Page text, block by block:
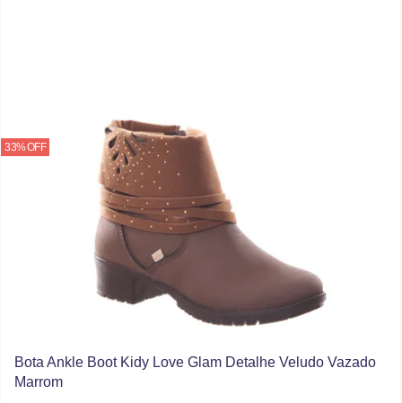
33% OFF
Bota Ankle Boot Kidy Love Glam Detalhe Veludo Vazado
Marrom